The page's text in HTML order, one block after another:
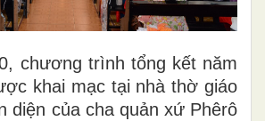
chương trình tổng kết năm
khai mạc tại nhà thờ giáo
diện của cha quản xứ Phêrô